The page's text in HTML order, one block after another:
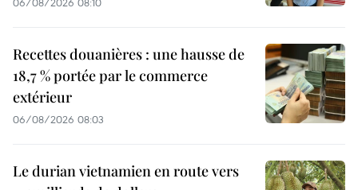
Recettes douanières : une hausse de
18,7 % portée par le commerce
extérieur
06/08/2026 08:03
Le durian vietnamien en route vers